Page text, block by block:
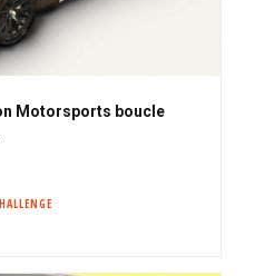
Motorsports boucle